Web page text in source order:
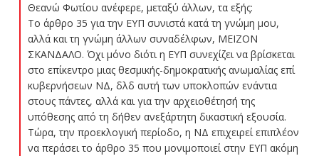
Θεανώ Φωτίου ανέφερε, μεταξύ άλλων, τα εξής:
Το άρθρο 35 για την ΕΥΠ συνιστά κατά τη γνώμη μου,
αλλά και τη γνώμη άλλων συναδέλφων, ΜΕΙΖΟΝ
ΣΚΑΝΔΑΛΟ. Όχι μόνο διότι η ΕΥΠ συνεχίζει να βρίσκεται
στο επίκεντρο μιας θεσμικής-δημοκρατικής ανωμαλίας επί
κυβερνήσεων ΝΔ, δλδ αυτή των υποκλοπών ενάντια
στους πάντες, αλλά και για την αρχειοθέτησή της
υπόθεσης από τη δήθεν ανεξάρτητη δικαστική εξουσία.
Τώρα, την προεκλογική περίοδο, η ΝΔ επιχειρεί επιπλέον
να περάσει το άρθρο 35 που μονιμοποιεί στην ΕΥΠ ακόμη